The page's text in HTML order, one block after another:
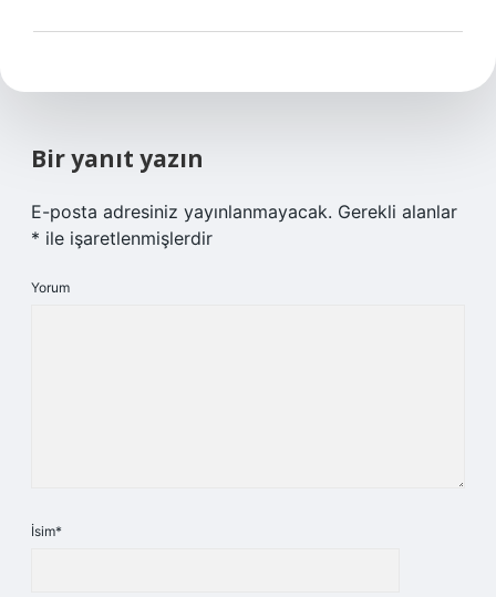
Bir yanıt yazın
E-posta adresiniz yayınlanmayacak. Gerekli alanlar
* ile işaretlenmişlerdir
Yorum
İsim*